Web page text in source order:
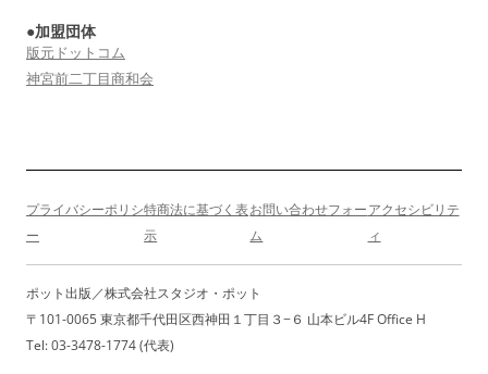
ナ
ビ
シ
●加盟団体
版元ドットコム
神宮前二丁目商和会
プライバシーポリシ
ー
特商法に基づく表
示
お問い合わせフォー
ム
アクセシビリテ
ィ
ポット出版／株式会社スタジオ・ポット
〒101-0065 東京都千代田区西神田１丁目３−６ 山本ビル4F Office H
Tel: 03-3478-1774 (代表)